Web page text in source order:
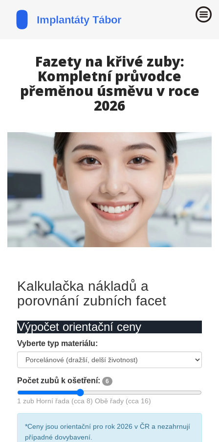
Fazety na křivé zuby:
Kompletní průvodce
přeměnou úsměvu v roce
2026
Kalkulačka nákladů a
porovnání zubních facet
Výpočet orientační ceny
Vyberte typ materiálu:
Počet zubů k ošetření: 6
1 zub Horní řada (cca 8) Obě řady (cca 16)
*Ceny jsou orientační pro rok 2026 v ČR a nezahrnují
případné dovybavení.